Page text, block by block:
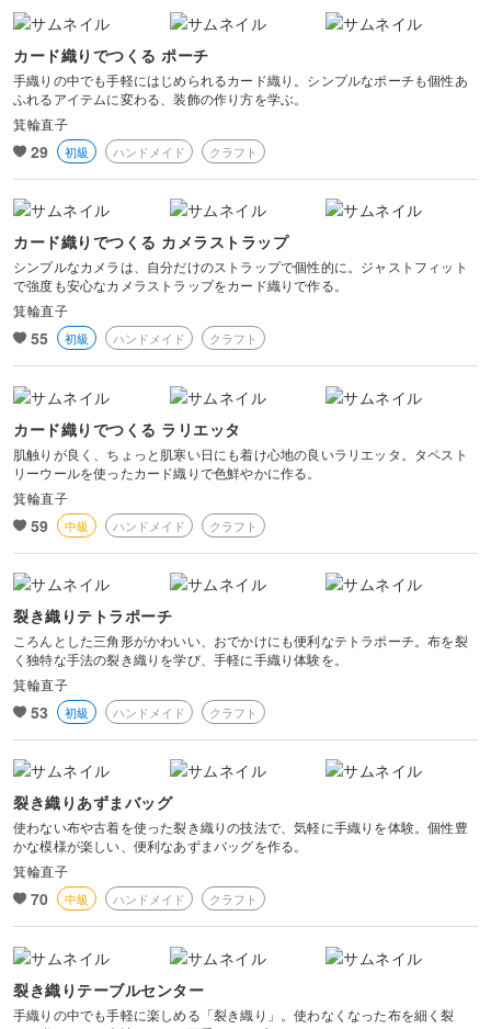
カード織りでつくる ポーチ
手織りの中でも手軽にはじめられるカード織り。シンプルなポーチも個性あ
ふれるアイテムに変わる、装飾の作り方を学ぶ。
箕輪直子
29 初級 ハンドメイド クラフト
カード織りでつくる カメラストラップ
シンプルなカメラは、自分だけのストラップで個性的に。ジャストフィット
で強度も安心なカメラストラップをカード織りで作る。
箕輪直子
55 初級 ハンドメイド クラフト
カード織りでつくる ラリエッタ
肌触りが良く、ちょっと肌寒い日にも着け心地の良いラリエッタ。タペスト
リーウールを使ったカード織りで色鮮やかに作る。
箕輪直子
59 中級 ハンドメイド クラフト
裂き織りテトラポーチ
ころんとした三角形がかわいい、おでかけにも便利なテトラポーチ。布を裂
く独特な手法の裂き織りを学び、手軽に手織り体験を。
箕輪直子
53 初級 ハンドメイド クラフト
裂き織りあずまバッグ
使わない布や古着を使った裂き織りの技法で、気軽に手織りを体験。個性豊
かな模様が楽しい、便利なあずまバッグを作る。
箕輪直子
70 中級 ハンドメイド クラフト
裂き織りテーブルセンター
手織りの中でも手軽に楽しめる「裂き織り」。使わなくなった布を細く裂